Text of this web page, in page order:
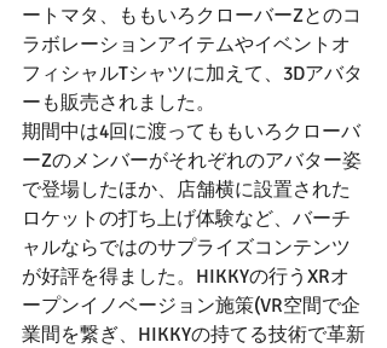
ートマタ、ももいろクローバーZとのコ
ラボレーションアイテムやイベントオ
フィシャルTシャツに加えて、3Dアバタ
ーも販売されました。
期間中は4回に渡ってももいろクローバ
ーZのメンバーがそれぞれのアバター姿
で登場したほか、店舗横に設置された
ロケットの打ち上げ体験など、バーチ
ャルならではのサプライズコンテンツ
が好評を得ました。HIKKYの行うXRオ
ープンイノベージョン施策(VR空間で企
業間を繋ぎ、HIKKYの持てる技術で革新